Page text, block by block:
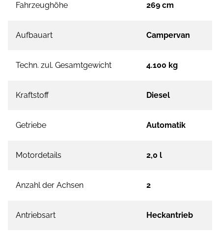
Fahrzeughöhe 269 cm
Aufbauart Campervan
Techn. zul. Gesamtgewicht 4.100 kg
Kraftstoff Diesel
Getriebe Automatik
Motordetails 2,0 l
Anzahl der Achsen 2
Antriebsart Heckantrieb